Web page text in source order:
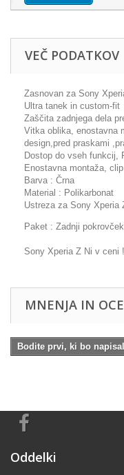
VEČ PODATKOV
Zasnovan za Sony
Ultra tanek in custom-
Zaščita zadnjega dela
Vitka oblika, enostavna
design,pred praskami
Dostop do vseh funkcij,
Enostavna montaža,
Barva : Črna
Material : Polikarbonat
Ustreza za Sony Xperia
Paket : Zadnji
Sony Xperia Z Ni v ceni
MNENJA IN
Bodite prvi, ki bo
Oddelki